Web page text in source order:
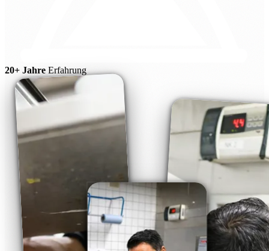
20+ Jahre Erfahrung